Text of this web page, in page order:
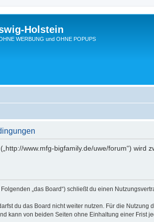
Holstein
WERBUNG und OHNE POPUPS
www.mfg-bigfamily.de/uwe/forum“)
„das Board“) schließt du einen
du das Board nicht weiter nutzen. Für die
kann von beiden Seiten ohne Einhaltung einer Frist